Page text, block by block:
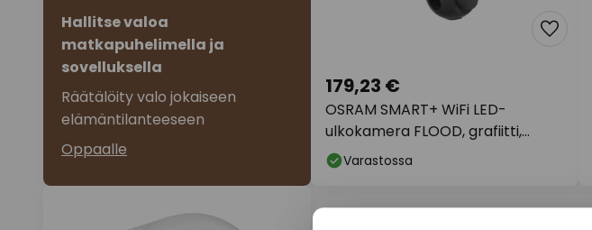
Hallitse valoa
matkapuhelimella ja
sovelluksella
Räätälöity valo jokaiseen
elämäntilanteeseen
Oppaalle
OSRAM SMART+ WiFi LED-
ulkokamera FLOOD, grafiitti,
anturi IP44
179,23 €
Varastossa